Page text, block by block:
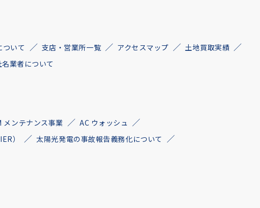
ついて 支店・営業所一覧 アクセスマップ
土地買取実績
業者について
メンテナンス事業
AC ウォッシュ
）
太陽光発電の事故報告義務化について